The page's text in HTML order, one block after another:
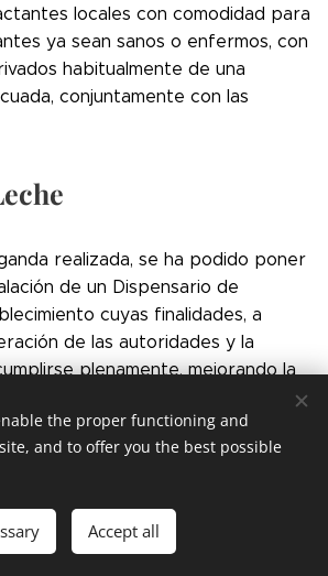
locales con comodidad para
ya sean sanos o enfermos, con
habitualmente de una
conjuntamente con las
realizada, se ha podido poner
de un Dispensario de
cuyas finalidades, a
de las autoridades y la
plenamente, mejorando la
alimentarlos en la forma y de
señalados por la higiene y
niños. [1]
se ha establecido en la calle
Aires, bajo la dirección del Dr.
the proper functioning and
and to offer you the best possible
Accept all